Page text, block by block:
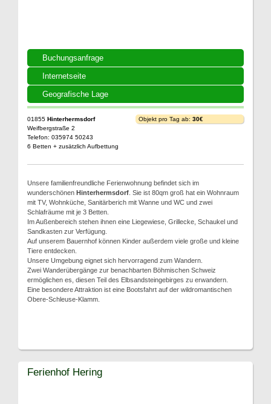
Buchungsanfrage
Internetseite
Geografische Lage
01855 Hinterhermsdorf
Weifbergstraße 2
Telefon: 035974 50243
6 Betten + zusätzlich Aufbettung
Objekt pro Tag ab: 30€
Unsere familienfreundliche Ferienwohnung befindet sich im
wunderschönen Hinterhermsdorf . Sie ist 80qm groß hat ein Wohnraum
mit TV, Wohnküche, Sanitärberich mit Wanne und WC und zwei
Schlafräume mit je 3 Betten.
Im Außenbereich stehen ihnen eine Liegewiese, Grillecke, Schaukel und
Sandkasten zur Verfügung.
Auf unserem Bauernhof können Kinder außerdem viele große und kleine
Tiere entdecken.
Unsere Umgebung eignet sich hervorragend zum Wandern.
Zwei Wanderübergänge zur benachbarten Böhmischen Schweiz
ermöglichen es, diesen Teil des Elbsandsteingebirges zu erwandern.
Eine besondere Attraktion ist eine Bootsfahrt auf der wildromantischen
Obere-Schleuse-Klamm.
Ferienhof Hering